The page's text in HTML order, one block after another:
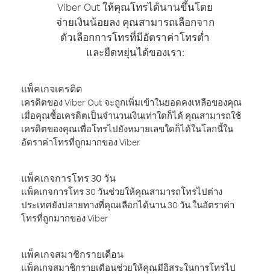
Viber Out ให้คุณโทรได้นานขึ้นโดย
จ่ายเงินน้อยลง คุณสามารถเลือกจาก
ตัวเลือกการโทรที่มีอัตราค่าโทรต่ำ
และยืดหยุ่นได้ของเรา:
แพ็คเกจเครดิต
เครดิตของ Viber Out จะถูกเพิ่มเข้าในยอดคงเหลือของคุณ
เมื่อคุณซื้อเครดิตเป็นจำนวนเงินเท่าใดก็ได้ คุณสามารถใช้
เครดิตของคุณเพื่อโทรไปยังหมายเลขใดก็ได้ในโลกนี้ใน
อัตราค่าโทรที่ถูกมากของ Viber
แพ็คเกจการโทร 30 วัน
แพ็คเกจการโทร 30 วันช่วยให้คุณสามารถโทรไปต่าง
ประเทศยังปลายทางที่คุณเลือกได้นาน 30 วัน ในอัตราค่า
โทรที่ถูกมากของ Viber
แพ็คเกจสมาชิกรายเดือน
แพ็คเกจสมาชิกรายเดือนช่วยให้คุณมีอิสระในการโทรไป